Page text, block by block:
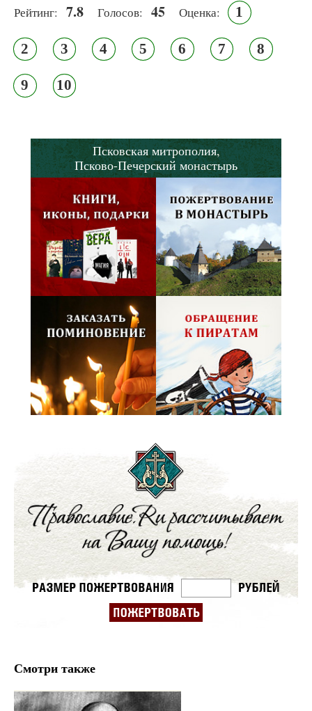
Рейтинг: 7.8 Голосов: 45 Оценка: 1
2 3 4 5 6 7 8
9 10
Псковская митрополия,
Псково-Печерский монастырь
Смотри также